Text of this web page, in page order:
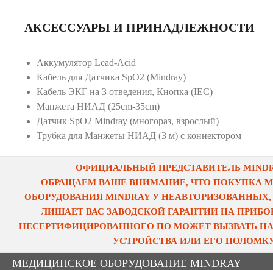
АКСЕССУАРЫ И ПРИНАДЛЕЖНОСТИ
Аккумулятор Lead-Acid
Кабель для Датчика SpO2 (Mindray)
Кабель ЭКГ на 3 отведения, Кнопка (IEC)
Манжета НИАД (25cm-35cm)
Датчик SpO2 Mindray (многораз, взрослый)
Трубка для Манжеты НИАД (3 м) с коннектором
ОФИЦИАЛЬНЫЙ ПРЕДСТАВИТЕЛЬ
ОБРАЩАЕМ ВАШЕ ВНИМАНИЕ, ЧТО ПОКУПКА
ОБОРУДОВАНИЯ MINDRAY У
ЛИШАЕТ ВАС ЗАВОДСКОЙ ГАРАНТИИ НА
НЕСЕРТИФИЦИРОВАННОГО ПО МОЖЕТ ВЫЗВАТЬ
УСТРОЙСТВА ИЛИ ЕГО
МЕДИЦИНСКОЕ ОБОРУДОВАНИЕ MINDRAY